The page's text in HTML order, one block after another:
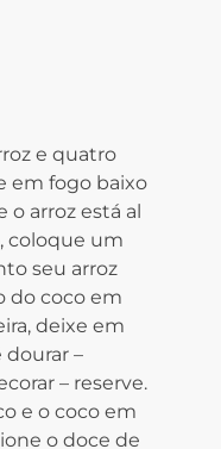
e quatro
em fogo baixo
o arroz está al
coloque um
seu arroz
do coco em
deixe em
–
– reserve.
e o coco em
o doce de